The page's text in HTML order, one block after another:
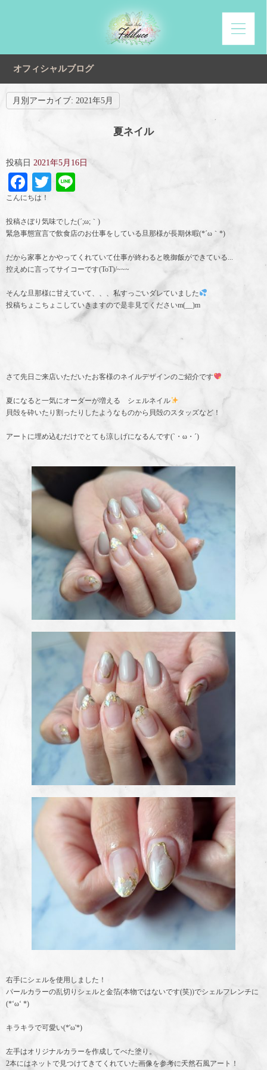
オフィシャルブログ
月別アーカイブ: 2021年5月
夏ネイル
投稿日 2021年5月16日
Facebook
Twitter
こんにちは！
投稿さぼり気味でした(´;ω;｀)
緊急事態宣言で飲食店のお仕事をしている旦那様が長期休暇(*´ω｀*)
だから家事とかやってくれていて仕事が終わると晩御飯ができている...
控えめに言ってサイコーです(ToT)/~~~
そんな旦那様に甘えていて、、、私すっごいダレていました
投稿ちょこちょこしていきますので是非見てくださいm(__)m
さて先日ご来店いただいたお客様のネイルデザインのご紹介です
夏になると一気にオーダーが増える シェルネイル
貝殻を砕いたり割ったりしたようなものから貝殻のスタッズなど！
アートに埋め込むだけでとても涼しげになるんです(`・ω・´)
右手にシェルを使用しました！
パールカラーの乱切りシェルと金箔(本物ではないです(笑))でシェルフレンチに
(*‘ω‘ *)
キラキラで可愛い(*'ω'*)
左手はオリジナルカラーを作成してべた塗り。
2本にはネットで見つけてきてくれていた画像を参考に天然石風アート！